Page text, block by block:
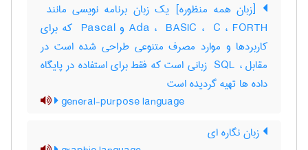
Ada ، ‎ BASIC ، ‎ C ، ‎FORTH و ‎ Pascal که برای
کاربردها و موارد مصرف متنوعی طراحی شده است در
مقابل ، ‎ SQL زبانی است که فقط برای استفاده در پایگاه
داده ها تهیه گردیده است
general-purpose language
زبان نگاره ای